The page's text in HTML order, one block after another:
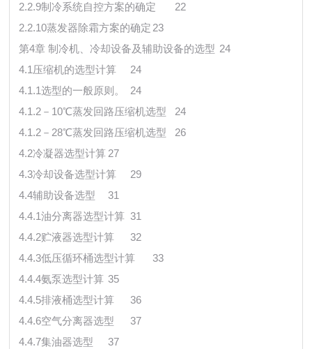
2.2.9制冷系统自控方案的确定
22
2.2.10蒸发器除霜方案的确定 23
第4章 制冷机、冷却设备及辅助设备的选型 24
4.1压缩机的选型计算
24
4.1.1选型的一般原则。
24
4.1.2－10℃蒸发回路压缩机选型
24
4.1.2－28℃蒸发回路压缩机选型
26
4.2冷凝器选型计算 27
4.3冷却设备选型计算
29
4.4辅助设备选型
31
4.4.1油分离器选型计算 31
4.4.2贮液器选型计算
32
4.4.3低压循环桶选型计算
33
4.4.4氨泵选型计算 35
4.4.5排液桶选型计算
36
4.4.6空气分离器选型
37
4.4.7集油器选型
37